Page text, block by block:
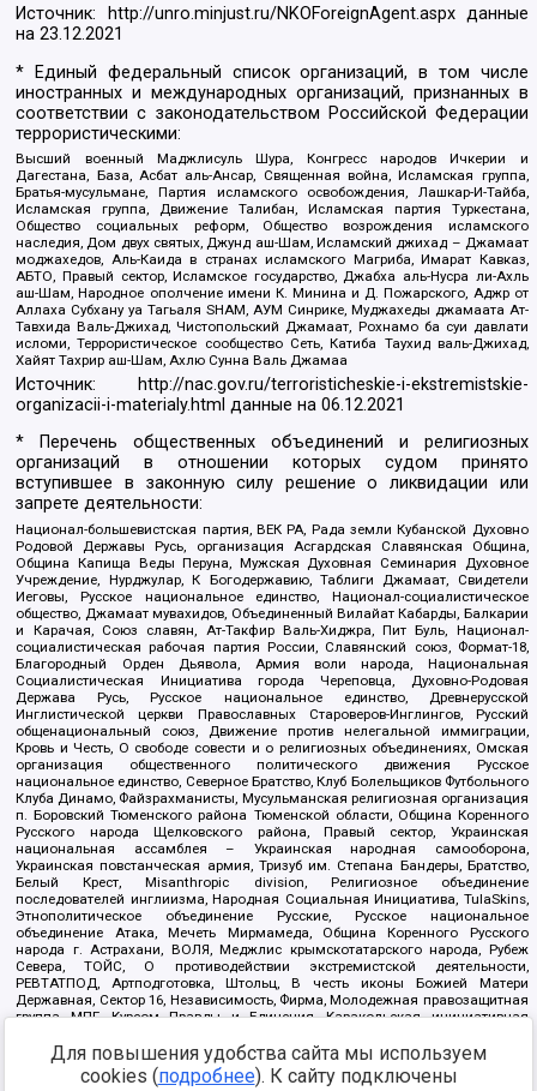
Источник: http://unro.minjust.ru/NKOForeignAgent.aspxданные
на23.12.2021
* Единый федеральный список организаций, в том числе
иностранных и международных организаций, признанных в
соответствии с законодательством Российской Федерации
террористическими:
Высший военный Маджлисуль Шура, Конгресс народов Ичкерии и
Дагестана, База, Асбат аль-Ансар, Священная война, Исламская группа,
Братья-мусульмане, Партия исламского освобождения, Лашкар-И-Тайба,
Исламская группа, Движение Талибан, Исламская партия Туркестана,
Общество социальных реформ, Общество возрождения исламского
наследия, Дом двух святых, Джунд аш-Шам, Исламский джихад – Джамаат
моджахедов, Аль-Каида в странах исламского Магриба, Имарат Кавказ,
АБТО, Правый сектор, Исламское государство, Джабха аль-Нусра ли-Ахль
аш-Шам, Народное ополчение имени К. Минина и Д. Пожарского, Аджр от
Аллаха Субхану уа Тагьаля SHAM, АУМ Синрике, Муджахеды джамаата Ат-
Тавхида Валь-Джихад, Чистопольский Джамаат, Рохнамо ба суи давлати
исломи, Террористическое сообщество Сеть, Катиба Таухид валь-Джихад,
Хайят Тахрир аш-Шам, Ахлю Сунна Валь Джамаа
Источник:
http://nac.gov.ru/terroristicheskie-i-ekstremistskie-
organizacii-i-materialy.html данные на06.12.2021
* Перечень общественных объединений и религиозных
организаций в отношении которых судом принято
вступившее в законную силу решение о ликвидации или
запрете деятельности:
Национал-большевистская партия, ВЕК РА, Рада земли Кубанской Духовно
Родовой Державы Русь, организация Асгардская Славянская Община,
Община Капища Веды Перуна, Мужская Духовная Семинария Духовное
Учреждение, Нурджулар, К Богодержавию, Таблиги Джамаат, Свидетели
Иеговы, Русское национальное единство, Национал-социалистическое
общество, Джамаат мувахидов, Объединенный Вилайат Кабарды, Балкарии
и Карачая, Союз славян, Ат-Такфир Валь-Хиджра, Пит Буль, Национал-
социалистическая рабочая партия России, Славянский союз, Формат-18,
Благородный Орден Дьявола, Армия воли народа, Национальная
Социалистическая Инициатива города Череповца, Духовно-Родовая
Держава Русь, Русское национальное единство, Древнерусской
Инглистической церкви Православных Староверов-Инглингов, Русский
общенациональный союз, Движение против нелегальной иммиграции,
Кровь и Честь, О свободе совести и о религиозных объединениях, Омская
организация общественного политического движения Русское
национальное единство, Северное Братство, Клуб Болельщиков Футбольного
Клуба Динамо, Файзрахманисты, Мусульманская религиозная организация
п. Боровский Тюменского района Тюменской области, Община Коренного
Русского народа Щелковского района, Правый сектор, Украинская
национальная ассамблея – Украинская народная самооборона,
Украинская повстанческая армия, Тризуб им. Степана Бандеры, Братство,
Белый Крест, Misanthropic division, Религиозное объединение
последователей инглиизма, Народная Социальная Инициатива, TulaSkins,
Этнополитическое объединение Русские, Русское национальное
объединение Атака, Мечеть Мирмамеда, Община Коренного Русского
народа г. Астрахани, ВОЛЯ, Меджлис крымскотатарского народа, Рубеж
Севера, ТОЙС, О противодействии экстремистской деятельности,
РЕВТАТПОД, Артподготовка, Штольц, В честь иконы Божией Матери
Державная, Сектор 16, Независимость, Фирма, Молодежная правозащитная
группа МПГ, Курсом Правды и Единения, Каракольская инициативная
Благотворительный пансионат Ак Умут, Русская республика Русь,
Арестантское уголовное единство, Башкорт, Нация и свобода, W.H.С., Фалунь
Дафа, Иртыш Ultras, Русский Патриотический клуб-Новокузнецк/РПК,
Для повышения удобства сайта мы используем
cookies (подробнее). К сайту подключены